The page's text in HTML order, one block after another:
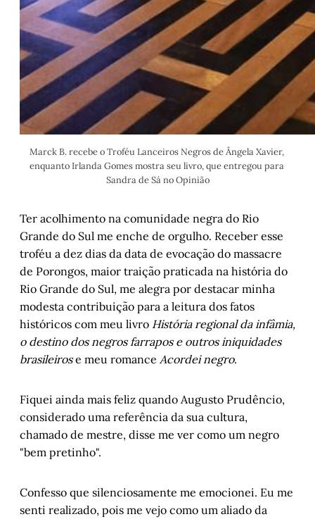
Marck B. recebe o Troféu Lanceiros Negros de Ângela Xavier,
enquanto Irlanda Gomes mostra seu livro, que entregou para
Sandra de Sá no Opinião
Ter acolhimento na comunidade negra do Rio
Grande do Sul me enche de orgulho. Receber esse
troféu a dez dias da data de evocação do massacre
de Porongos, maior traição praticada na história do
Rio Grande do Sul, me alegra por destacar minha
modesta contribuição para a leitura dos fatos
históricos com meu livro História regional da infâmia,
o destino dos negros farrapos e outros iniquidades
brasileirose meu romance Acordei negro.
Fiquei ainda mais feliz quando Augusto Prudêncio,
considerado uma referência da sua cultura,
chamado de mestre, disse me ver como um negro
"bem pretinho".
Confesso que silenciosamente me emocionei. Eu me
senti realizado, pois me vejo como um aliado da